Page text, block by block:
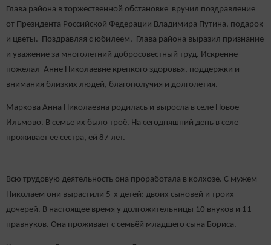
Глава района в торжественной обстановке вручил поздравление
от Президента Российской Федерации Владимира Путина, подарок
и цветы. Поздравляя с юбилеем, Глава района выразил признание
и уважение за многолетний добросовестный труд. Искренне
пожелал Анне Николаевне крепкого здоровья, поддержки и
внимания близких людей, благополучия и долголетия.
Маркова Анна Николаевна родилась и выросла в селе Новое
Ильмово. В семье их было троё. На сегодняшний день в селе
проживает её сестра, ей 87 лет.
Всю трудовую деятельность она проработала в колхозе. С мужем
Николаем они вырастили 5-х детей: двоих сыновей и троих
дочерей. В настоящее время у долгожительницы 10 внуков и 11
правнуков. Она проживает с семьёй младшего сына Бориса.